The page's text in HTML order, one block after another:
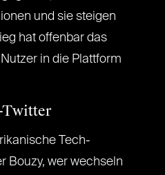
und sie steigen
hat offenbar das
in die Plattform
Twitter
Tech-
Bouzy, wer wechseln